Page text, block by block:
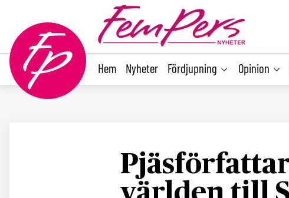
Hem Nyheter Fördjupning Opinion